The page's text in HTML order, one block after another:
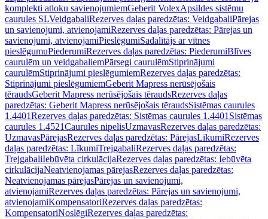
komplekti atloku savienojumiemGeberit VolexApsildes sistēmu
caurules SLVeidgabaliRezerves daļas paredzētas: VeidgabaliPārejas
un savienojumi, atvienojamiRezerves daļas paredzētas: Pārejas un
savienojumi, atvienojamiPieslēgumiSadalītājs ar vītnes
pieslēgumuPiederumiRezerves daļas paredzētas: PiederumiBlīves
caurulēm un veidgabaliemPārsegi caurulēmStiprinājumi
caurulēmStiprinājumi pieslēgumiemRezerves daļas paredzētas:
Stiprinājumi pieslēgumiemGeberit Mapress nerūsējošais
tēraudsGeberit Mapress nerūsējošais tēraudsRezerves daļas
paredzētas: Geberit Mapress nerūsējošais tēraudsSistēmas caurules
1.4401Rezerves daļas paredzētas: Sistēmas caurules 1.4401 Sistēmas
caurules 1.4521Caurules nipelisUzmavasRezerves daļas paredzētas:
UzmavasPārejasRezerves daļas paredzētas: PārejasLīkumiRezerves
daļas paredzētas: LīkumiTrejgabaliRezerves daļas paredzētas:
TrejgabaliIebūvēta cirkulācijaRezerves daļas paredzētas: Iebūvēta
cirkulācijaNeatvienojamas pārejasRezerves daļas paredzētas:
Neatvienojamas pārejasPārejas un savienojumi,
atvienojamiRezerves daļas paredzētas: Pārejas un savienojumi,
atvienojamiKompensatoriRezerves daļas paredzētas:
KompensatoriNoslēgiRezerves daļas paredzētas: